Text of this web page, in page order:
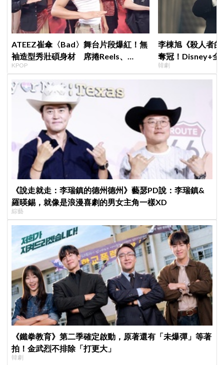
ATEEZ崔傘〈Bad〉舞台片段爆紅！無
袖造型秀壯碩身材 席捲Reels、
Shorts演算法
KPOP
李棟旭《殺人者
奪冠！Disney+全
紀錄
韓劇
《說走就走：李瑞鎮的德州德州》藝瑟PD說：李瑞鎮&
羅暎錫，就像是浪漫喜劇的男女主角一樣XD
綜藝
《鐵拳教育》第二季確定啟動，原著還有「未爆彈」等著
拍！金武烈不排除「打更大」
韓劇